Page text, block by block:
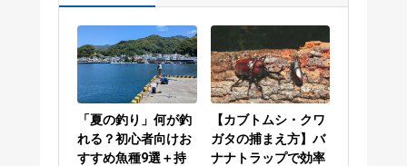
「夏の釣り」何が釣
れる？初心者向けお
すすめ魚種9選＋持
【カブトムシ・クワ
ガタの捕まえ方】バ
ナナトラップで効率